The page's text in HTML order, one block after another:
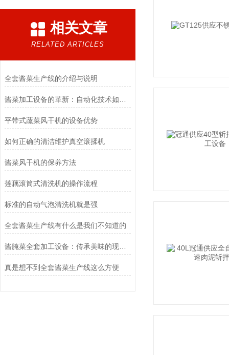
相关文章
RELATED ARTICLES
全套酱菜生产线的介绍与说明
平带式蔬菜风干机的设备优势
如何正确的清洁维护真空滚揉机
酱菜风干机的保养方法
莲藕滚筒式清洗机的操作流程
标准的自动气泡清洗机就是强
全套酱菜生产线有什么是我们不知道的
酱腌菜全套加工设备：传承美味的现代科技之选
真是想不到全套酱菜生产线这么方便